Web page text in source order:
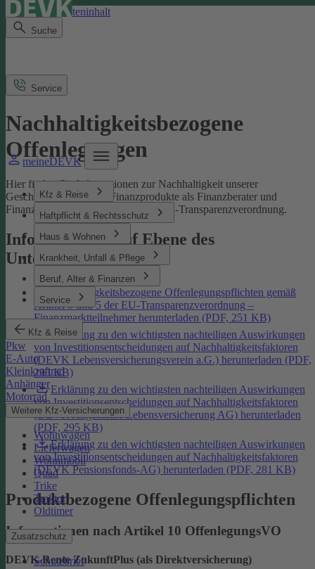
Direkt zum Seiteninhalt
Suche
meineDEVK
Kfz & Reise
Haftpflicht & Rechtsschutz
Haus & Wohnen
Krankheit, Unfall & Pflege
Beruf, Alter & Finanzen
Service
Kfz & Reise
Pkw
E-Auto
Kleinkraftrad
Anhänger
Motorrad
Weitere Kfz-Versicherungen
Wohnwagen
Lieferwagen
Wohnmobil
Quad
Trike
Traktor
Oldtimer
Zusatzschutz
Schutzbrief
Service
Nachhaltigkeitsbezogene
Offenlegungen
Hier finden Sie Informationen zur Nachhaltigkeit unserer
Geschäftsprozesse und Finanzprodukte als Finanzberater und
Finanzmarktteilnehmer gemäß der EU-Transparenzverordnung.
Informationen auf Ebene des
Unternehmens
Nachhaltigkeitsbezogene Offenlegungspflichten gemäß
Artikel 3 und 5 der EU-Transparenzverordnung –
Finanzmarktteilnehmer herunterladen (PDF, 251 KB)
Erklärung zu den wichtigsten nachteiligen Auswirkungen
von Investitionsentscheidungen auf Nachhaltigkeitsfaktoren
(DEVK Lebensversicherungsverein a.G.) herunterladen (PDF,
293 KB)
Erklärung zu den wichtigsten nachteiligen Auswirkungen
von Investitionsentscheidungen auf Nachhaltigkeitsfaktoren
(DEVK Allgemeine Lebensversicherung AG) herunterladen
(PDF, 295 KB)
Erklärung zu den wichtigsten nachteiligen Auswirkungen
von Investitionsentscheidungen auf Nachhaltigkeitsfaktoren
(DEVK Pensionsfonds-AG) herunterladen (PDF, 281 KB)
Produktbezogene Offenlegungspflichten
Informationen nach Artikel 10 OffenlegungsVO
DEVK-Rente ZukunftPlus (als Direktversicherung)